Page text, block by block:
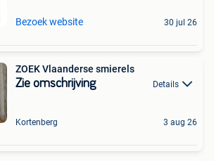
Bezoek website 30 jul 26
ZOEK Vlaanderse smierels
Zie omschrijving Details
Kortenberg 3 aug 26